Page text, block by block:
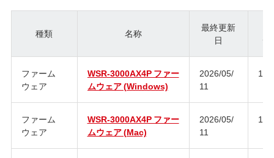
種類 名称
最終更新
日
ジ
ファーム
ウェア
WSR-3000AX4P ファー
ムウェア (Windows)
2026/05/
11
ファーム
ウェア
WSR-3000AX4P ファー
ムウェア (Mac)
2026/05/
11